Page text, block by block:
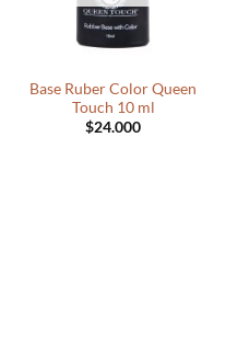
Base Ruber Color Queen
Touch 10 ml
$24.000